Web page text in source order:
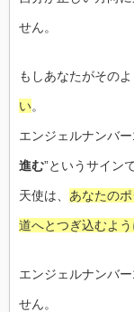
せん。
もしあなたがその
い。
エンジェルナンバ
進む”というサイン
天使は、 あなたの
道へとつぎ込むよう
エンジェルナンバ
せん。